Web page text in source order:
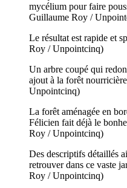
mycélium pour faire
Guillaume Roy /
Le résultat est rapide et
Roy / Unpointcinq)
Un arbre coupé qui
ajout à la forêt
Unpointcinq)
La forêt aménagée en
Félicien fait déjà le
Roy / Unpointcinq)
Des descriptifs détaillés
retrouver dans ce vaste
Roy / Unpointcinq)